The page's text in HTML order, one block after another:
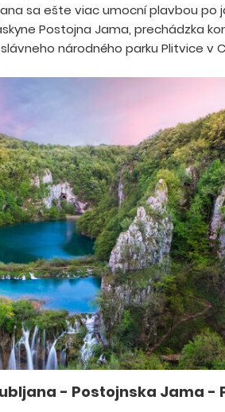
sa ešte viac umocní plavbou po
Postojna Jama, prechádzka
národného parku Plitvice v
- Postojnska Jama -